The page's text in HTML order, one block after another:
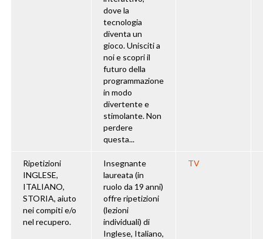
dove la
tecnologia
diventa un
gioco. Unisciti a
noi e scopri il
futuro della
programmazione
in modo
divertente e
stimolante. Non
perdere
questa...
Ripetizioni
INGLESE,
ITALIANO,
STORIA, aiuto
nei compiti e/o
nel recupero.
Insegnante
laureata (in
ruolo da 19 anni)
offre ripetizioni
(lezioni
individuali) di
Inglese, Italiano,
TV